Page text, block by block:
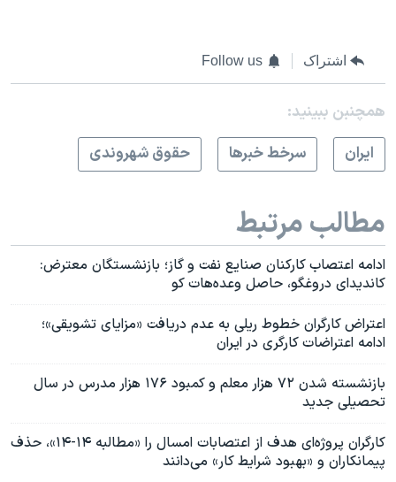
اشتراک Follow us
همچنبن ببینید:
ايران
سرخط خبرها حقوق شهروندی
مطالب مرتبط
ادامه اعتصاب کارکنان صنایع نفت و گاز؛ بازنشستگان معترض:
کاندیدای دروغگو، حاصل وعده‌هات کو
اعتراض کارگران خطوط ریلی به عدم دریافت «مزایای تشویقی»؛
ادامه اعتراضات کارگری در ایران
بازنشسته شدن ۷۲ هزار معلم و کمبود ۱۷۶ هزار مدرس در سال
تحصیلی جدید
کارگران پروژه‌ای هدف از اعتصابات امسال را «مطالبه ۱۴-۱۴»، حذف
پیمانکاران و «بهبود شرایط کار» می‌دانند